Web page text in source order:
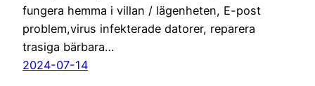
fungera hemma i villan / lägenheten, E-post
problem,virus infekterade datorer, reparera
trasiga bärbara…
2024-07-14